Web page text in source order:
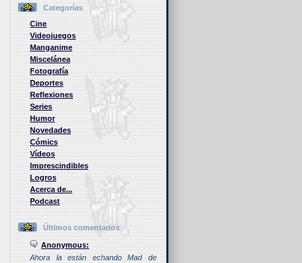
Categorías
Cine
Videojuegos
Manganime
Miscelánea
Fotografía
Deportes
Reflexiones
Series
Humor
Novedades
Cómics
Vídeos
Imprescindibles
Logros
Acerca de...
Podcast
Últimos comentarios
Anonymous:
Ahora la están echando Mad de